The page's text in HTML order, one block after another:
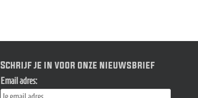
Schrijf je in voor onze nieuwsbrief
Email adres: